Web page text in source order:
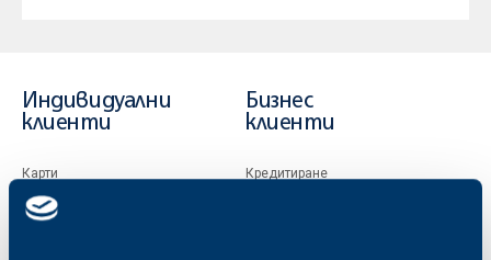
Индивидуални
клиенти
Карти
Сметки и плащания
Кредити
Бизнес
клиенти
Кредитиране